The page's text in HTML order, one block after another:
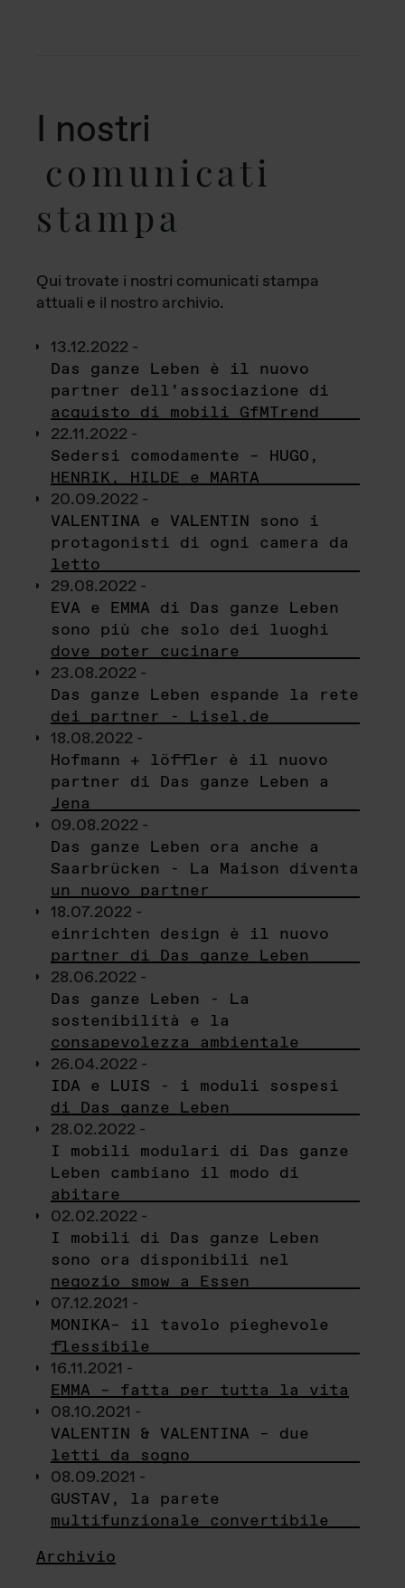
I nostri
comunicati
stampa
Qui trovate i nostri comunicati stampa
attuali e il nostro archivio.
13.12.2022 -
Das ganze Leben è il nuovo
partner dell’associazione di
acquisto di mobili GfMTrend
22.11.2022 -
Sedersi comodamente – HUGO,
HENRIK, HILDE e MARTA
20.09.2022 -
VALENTINA e VALENTIN sono i
protagonisti di ogni camera da
letto
29.08.2022 -
EVA e EMMA di Das ganze Leben
sono più che solo dei luoghi
dove poter cucinare
23.08.2022 -
Das ganze Leben espande la rete
dei partner - Lisel.de
18.08.2022 -
Hofmann + löffler è il nuovo
partner di Das ganze Leben a
Jena
09.08.2022 -
Das ganze Leben ora anche a
Saarbrücken - La Maison diventa
un nuovo partner
18.07.2022 -
einrichten design è il nuovo
partner di Das ganze Leben
28.06.2022 -
Das ganze Leben - La
sostenibilità e la
consapevolezza ambientale
26.04.2022 -
IDA e LUIS - i moduli sospesi
di Das ganze Leben
28.02.2022 -
I mobili modulari di Das ganze
Leben cambiano il modo di
abitare
02.02.2022 -
I mobili di Das ganze Leben
sono ora disponibili nel
negozio smow a Essen
07.12.2021 -
MONIKA– il tavolo pieghevole
flessibile
16.11.2021 -
EMMA – fatta per tutta la vita
08.10.2021 -
VALENTIN & VALENTINA – due
letti da sogno
08.09.2021 -
GUSTAV, la parete
multifunzionale convertibile
Archivio